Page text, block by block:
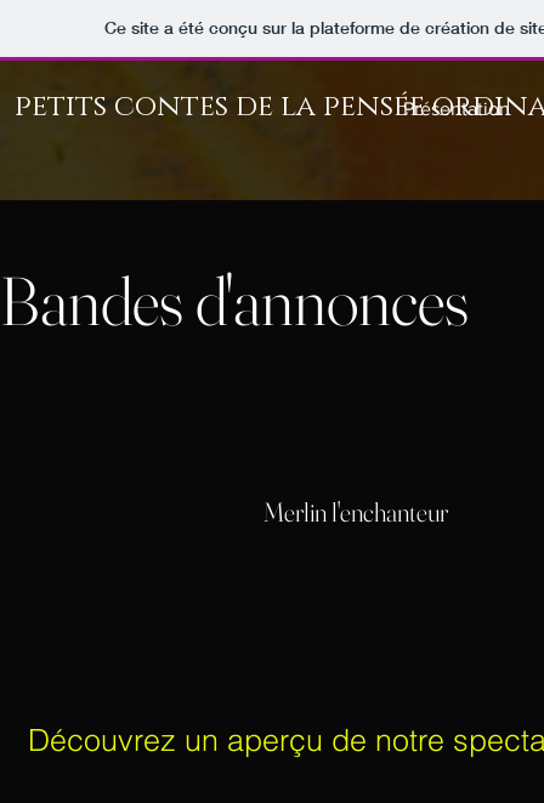
Ce site a été conçu sur la plateforme de création de
petits contes de la penséePrésentation
Bandes d'annonces
Merlin l'enchanteur
Découvrez un aperçu de notre